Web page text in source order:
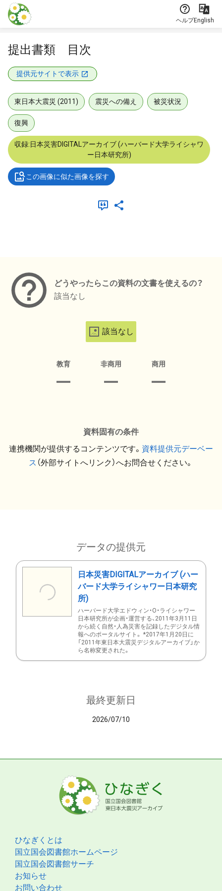
本文に飛ぶ
ヘルプEnglish
提出書類 目次
提供元サイトで表示
東日本大震災 (2011) 震災への備え 被災状況
復興
収録:日本災害DIGITALアーカイブ (ハーバード大学ライシャワ
ー日本研究所)
この画像に似た画像を探す
どうやったらこの資料の文書を使えるの？
該当なし
該当なし
教育 非商用 商用
資料固有の条件
連携機関が提供するコンテンツです。 資料提供元デーベー
ス （外部サイトへリンク）へお問合せください。
データの提供元
日本災害DIGITALアーカイブ (ハー
バード大学ライシャワー日本研究
所)
ハーバード大学エドウィン・O・ライシャワー
日本研究所が企画・運営する、2011年3月11日
から続く自然・人為災害を記録したデジタル情
報へのポータルサイト。 *2017年1月20日に
「2011年東日本大震災デジタルアーカイブ」か
ら名称変更された。
最終更新日
2026/07/10
ひなぎくとは
国立国会図書館ホームページ
国立国会図書館サーチ
お知らせ
お問い合わせ